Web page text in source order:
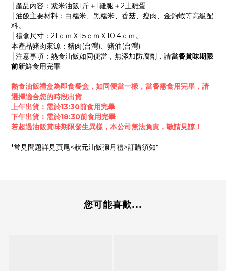
│產品內容：紫米油飯1斤＋1雞腿＋2土雞蛋
│油飯主要材料：白糯米、黑糯米、香菇、瘦肉、金鉤蝦等高級配
料。
│禮盒尺寸： 21ｃｍＸ15ｃｍＸ10.4ｃｍ。
本產品豬肉來源：豬肉(台灣)、豬油(台灣)
注意事項：熱食油飯如同便當，無添加防腐劑，請當餐賞味期限
前新鮮食用完畢
熱食油飯禮盒為即食餐盒，如同便當一樣，當餐需食用完畢，請
選擇適合您的時段出貨
上午出貨：需於13:30前食用完畢
下午出貨：需於18:30前食用完畢
若超過油飯賞味期限發生異樣，本公司無法負責，敬請見諒！
*常見問題詳見頁尾<狀元油飯彌月禮>訂購須知*
您可能喜歡...